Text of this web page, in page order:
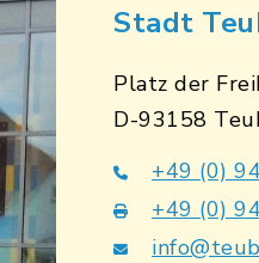
Stadt
Platz der
D-93158
+49 (0)
+49 (0)